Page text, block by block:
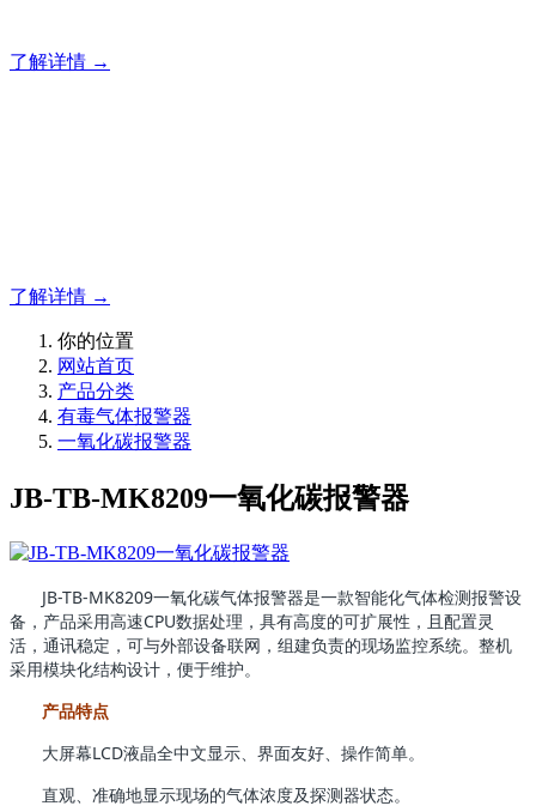
了解详情 →
了解详情 →
你的位置
网站首页
产品分类
有毒气体报警器
一氧化碳报警器
JB-TB-MK8209一氧化碳报警器
JB-TB-MK8209一氧化碳气体报警器是一款智能化气体检测报警设
备，产品采用高速CPU数据处理，具有高度的可扩展性，且配置灵
活，通讯稳定，可与外部设备联网，组建负责的现场监控系统。整机
采用模块化结构设计，便于维护。
产品特点
大屏幕LCD液晶全中文显示、界面友好、操作简单。
直观、准确地显示现场的气体浓度及探测器状态。